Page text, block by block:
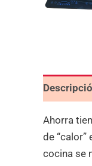
Ahorra
de
cocina se